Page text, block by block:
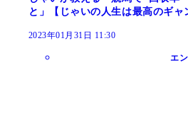
と」【じゃいの人生は最高のギャ
2023年01月31日 11:30
エ